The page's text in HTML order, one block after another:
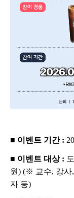
■ 이벤트 기간 :
■ 이벤트 대상 :
원) (※ 교수, 강사,
자 등)